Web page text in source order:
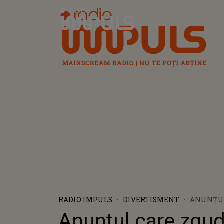
Radio Impuls
RADIO IMPULS DIVERTISMENT
"CU